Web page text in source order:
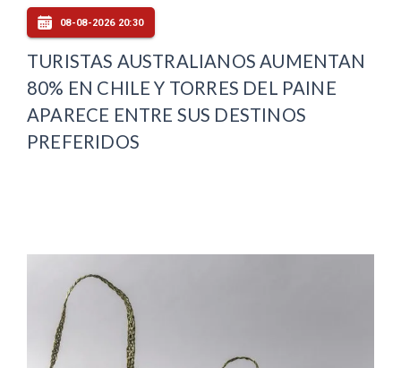
08-08-2026 20:30
TURISTAS AUSTRALIANOS AUMENTAN
80% EN CHILE Y TORRES DEL PAINE
APARECE ENTRE SUS DESTINOS
PREFERIDOS